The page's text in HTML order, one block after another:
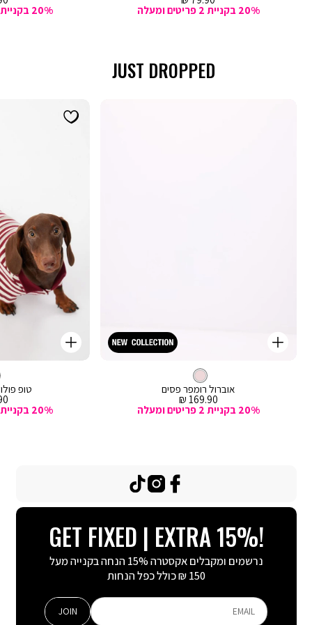
מכירה
20% בקניית 2 פריטים ומעלה
20% בקניית 2 פריטים ומעלה
JUST DROPPED
קנייה
צבע
ורוד
אוברול רומפר פסים
מחיר
מכירה
169.90 ₪
20% בקניית 2 פריטים ומעלה
אוברול
קנייה
טופ
₪
20% בקניית 2 פריטים ומעלה
GET FIXED | EXTRA 15%!
נרשמים ומקבלים אקסטרה 15% הנחה בקנייה מעל
150 ₪ כולל כפל הנחות
EMAIL
JOIN